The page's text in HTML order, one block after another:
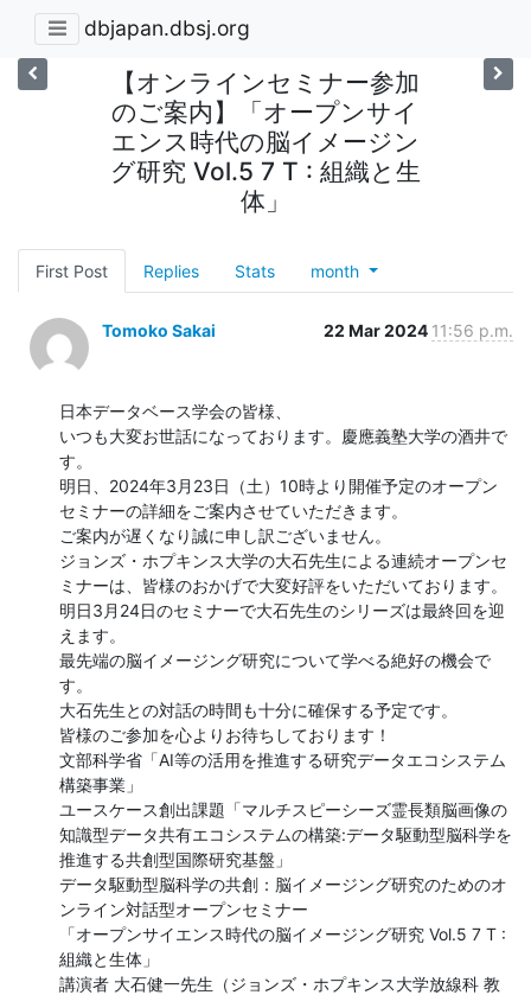
dbjapan.dbsj.org
【オンラインセミナー参加
のご案内】「オープンサイ
エンス時代の脳イメージン
グ研究 Vol.5 7 T : 組織と生
体」
First Post Replies Stats month
Tomoko Sakai 22 Mar 2024 11:56 p.m.
日本データベース学会の皆様、
いつも大変お世話になっております。慶應義塾大学の酒井で
す。
明日、2024年3月23日（土）10時より開催予定のオープン
セミナーの詳細をご案内させていただきます。
ご案内が遅くなり誠に申し訳ございません。
ジョンズ・ホプキンス大学の大石先生による連続オープンセ
ミナーは、皆様のおかげで大変好評をいただいております。
明日3月24日のセミナーで大石先生のシリーズは最終回を迎
えます。
最先端の脳イメージング研究について学べる絶好の機会で
す。
大石先生との対話の時間も十分に確保する予定です。
皆様のご参加を心よりお待ちしております！
文部科学省「AI等の活用を推進する研究データエコシステム
構築事業」
ユースケース創出課題「マルチスピーシーズ霊長類脳画像の
知識型データ共有エコシステムの構築:データ駆動型脳科学を
推進する共創型国際研究基盤」
データ駆動型脳科学の共創：脳イメージング研究のためのオ
ンライン対話型オープンセミナー
「オープンサイエンス時代の脳イメージング研究 Vol.5 7 T :
組織と生体」
講演者 大石健一先生（ジョンズ・ホプキンス大学放線科 教